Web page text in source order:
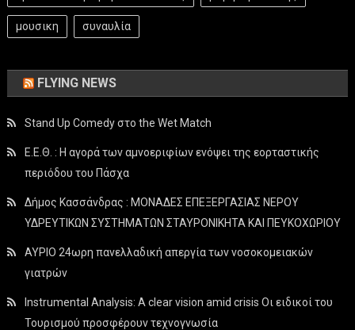
μουσικη συναυλία
FLYING NEWS
Stand Up Comedy στο the Wet Match
Ε.Ε.Θ. : Η αγορά των αμνοεριφίων ενόψει της εορταστικής
περιόδου του Πάσχα
Δήμος Κασσάνδρας : ΜΟΝΑΔΕΣ ΕΠΕΞΕΡΓΑΣΙΑΣ ΝΕΡΟΥ
ΥΔΡΕΥΤΙΚΩΝ ΣΥΣΤΗΜΑΤΩΝ ΣΤΑΥΡΟΝΙΚΗΤΑ ΚΑΙ ΠΕΥΚΟΧΩΡΙΟΥ
ΑΥΡΙΟ 24ωρη πανελλαδική απεργία των νοσοκομειακών
γιατρών
Instrumental Analysis: A clear vision amid crisis Οι ειδικοί του
Τουρισμού προσφέρουν τεχνογνωσία